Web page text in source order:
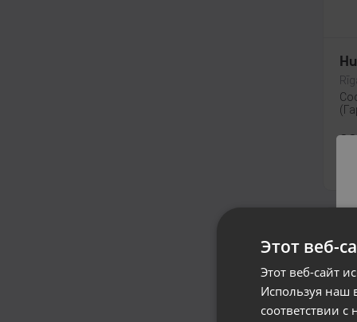
Этот веб-
Этот веб-сайт
Используя наш
соответствии